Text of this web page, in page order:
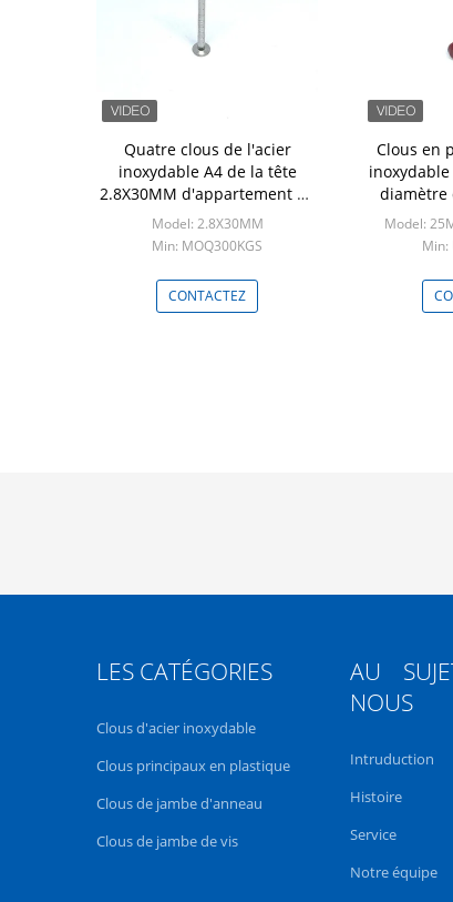
Quatre clous de l'acier
inoxydable A4 de la tête
2.8X30MM d'appartement de
jambe de cavité pour le bois
Model: 2.8X30MM
Min: MOQ300KGS
CONTACTEZ
Clous en
diamètre
Model:
Min:
LES CATÉGORIES
Clous d'acier inoxydable
Clous principaux en plastique
Clous de jambe d'anneau
Clous de jambe de vis
AU
NOUS
Intruduction
Histoire
Service
Notre équipe